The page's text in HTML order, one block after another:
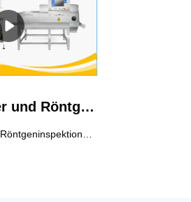
Farbsortierer und Röntgenprüfsystem Intelligente Produktionslinie für Kürbiskerne
Farbsortierer und Röntgeninspektionssystem Intelligente Produktionslinie für Kürbiskerne mit dem Ziel, eine arbeitsfreie Produktionslinie zu erreichen.Diese Lösung ist eine Kombination aus Farbsortierer und Röntgeninspektionssystem, die eine breitere Palette von Kontaminanten erreichen kann.Verunreinigungen: Farbunterschiede, kaputt, Wurmlöcher, leer, Holzstäbchen, Zigarette, Stein, dünne Glassplitter, kleine Metallverunreinigungen usw.